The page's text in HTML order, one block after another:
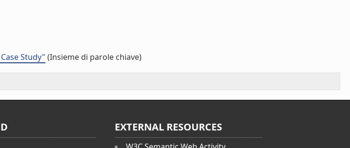
Study" (Insieme di parole chiave)
EXTERNAL RESOURCES